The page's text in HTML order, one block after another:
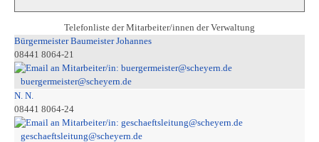
Telefonliste der Mitarbeiter/innen der Verwaltung
Bürgermeister Baumeister Johannes
08441 8064-21
buergermeister@scheyern.de
N. N.
08441 8064-24
geschaeftsleitung@scheyern.de